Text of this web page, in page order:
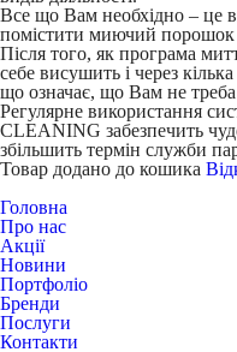
Все що Вам необхідно – це
помістити миючий порошок
Після того, як програма
себе висушить і через
що означає, що Вам не треба
Регулярне використання
CLEANING забезпечить
збільшить термін служби
Товар додано до кошика
Головна
Про нас
Акції
Новини
Портфоліо
Бренди
Послуги
Контакти